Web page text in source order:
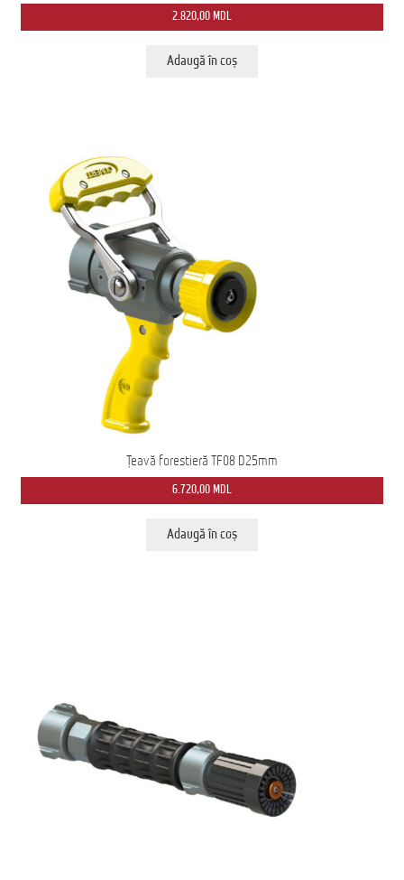
2.820,00 MDL
Adaugă în coș
Țeavă forestieră TF08 D25mm
6.720,00 MDL
Adaugă în coș